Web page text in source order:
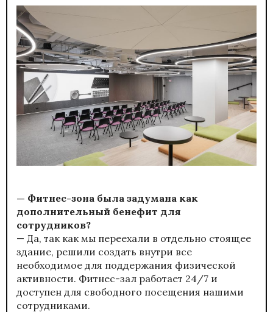
— Фитнес-зона была задумана как
дополнительный бенефит для
сотрудников?
— Да, так как мы переехали в отдельно стоящее
здание, решили создать внутри все
необходимое для поддержания физической
активности. Фитнес-зал работает 24/7 и
доступен для свободного посещения нашими
сотрудниками.